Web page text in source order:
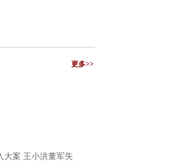
更多>>
大案 王小洪董军失